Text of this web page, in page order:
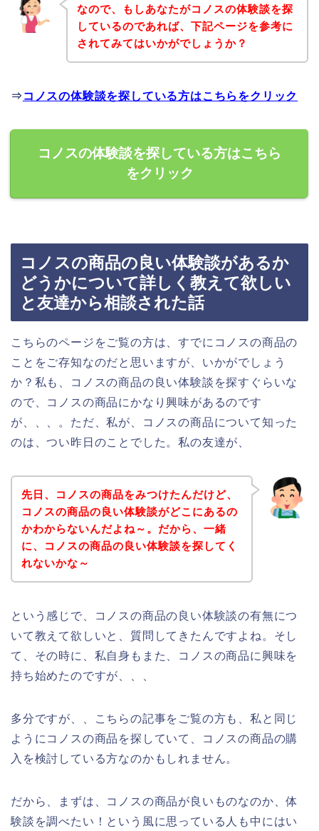
なので、もしあなたがコノスの体験談を探
しているのであれば、下記ページを参考に
されてみてはいかがでしょうか？
⇒ コノスの体験談を探している方はこちらをクリック
コノスの体験談を探している方はこちら
をクリック
コノスの商品の良い体験談があるか
どうかについて詳しく教えて欲しい
と友達から相談された話
こちらのページをご覧の方は、すでにコノスの商品の
ことをご存知なのだと思いますが、いかがでしょう
か？私も、コノスの商品の良い体験談を探すぐらいな
ので、コノスの商品にかなり興味があるのです
が、、、。ただ、私が、コノスの商品について知った
のは、つい昨日のことでした。私の友達が、
先日、コノスの商品をみつけたんだけど、
コノスの商品の良い体験談がどこにあるの
かわからないんだよね～。だから、一緒
に、コノスの商品の良い体験談を探してく
れないかな～
という感じで、コノスの商品の良い体験談の有無につ
いて教えて欲しいと、質問してきたんですよね。そし
て、その時に、私自身もまた、コノスの商品に興味を
持ち始めたのですが、、、
多分ですが、、こちらの記事をご覧の方も、私と同じ
ようにコノスの商品を探していて、コノスの商品の購
入を検討している方なのかもしれません。
だから、まずは、コノスの商品が良いものなのか、体
験談を調べたい！という風に思っている人も中にはい